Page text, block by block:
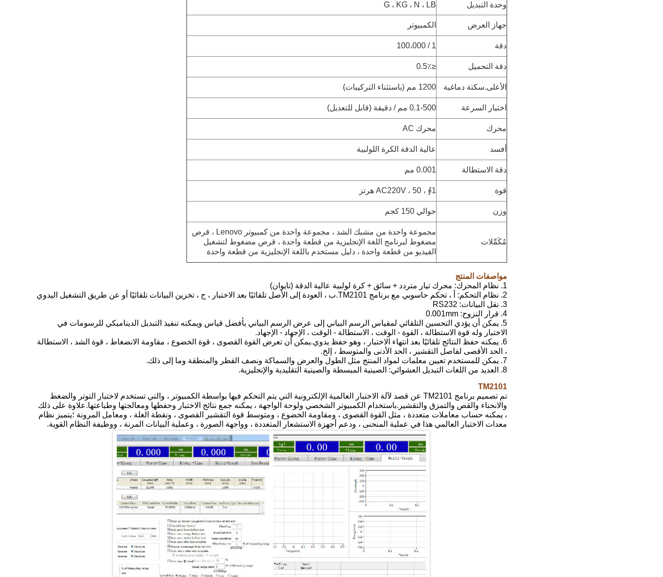
وحدة التبديل G ، KG ، N ، LB
جهاز العرض الكمبيوتر
دقة 1 / 100،000
دقة التحميل ≤0.5٪
الأعلى.سكتة دماغية 1200 مم (باستثناء التركيبات)
اختبار السرعة 0.1-500 مم / دقيقة (قابل للتعديل)
محرك محرك AC
أفسد عالية الدقة الكرة اللولبية
دقة الاستطالة 0.001 مم
قوة 1∮ ، AC220V ، 50 هرتز
وزن حوالي 150 كجم
مُكَمِّلات
مجموعة واحدة من مشبك الشد ، مجموعة واحدة من كمبيوتر Lenovo ، قرص
مضغوط لبرنامج اللغة الإنجليزية من قطعة واحدة ، قرص مضغوط لتشغيل
الفيديو من قطعة واحدة ، دليل مستخدم باللغة الإنجليزية من قطعة واحدة
مواصفات المنتج
1. نظام المحرك: محرك تيار متردد + سائق + كرة لولبية عالية الدقة (تايوان)
2. نظام التحكم: أ ، تحكم حاسوبي مع برنامج TM2101.ب ، العودة إلى الأصل تلقائيًا بعد الاختبار ، ج ، تخزين البيانات تلقائيًا أو عن طريق التشغيل اليدوي
3. نقل البيانات: RS232
4. قرار النزوح: 0.001mm
5. يمكن أن يؤدي التحسين التلقائي لمقياس الرسم البياني إلى عرض الرسم البياني بأفضل قياس ويمكنه تنفيذ التبديل الديناميكي للرسومات في
الاختبار وله قوة الاستطالة ، القوة - الوقت ، الاستطالة - الوقت ، الإجهاد - الإجهاد.
6. يمكنه حفظ النتائج تلقائيًا بعد انتهاء الاختبار ، وهو حفظ يدوي.يمكن أن تعرض القوة القصوى ، قوة الخضوع ، مقاومة الانضغاط ، قوة الشد ، الاستطالة
، الحد الأقصى لفاصل التقشير ، الحد الأدنى والمتوسط ​​، إلخ.
7. يمكن للمستخدم تعيين معلمات لمواد المنتج مثل الطول والعرض والسماكة ونصف القطر والمنطقة وما إلى ذلك.
8. العديد من اللغات التبديل العشوائي: الصينية المبسطة والصينية التقليدية والإنجليزية.
TM2101
تم تصميم برنامج TM2101 عن قصد لآلة الاختبار العالمية الإلكترونية التي يتم التحكم فيها بواسطة الكمبيوتر ، والتي تستخدم لاختبار التوتر والضغط
والانحناء والقص والتمزق والتقشير.باستخدام الكمبيوتر الشخصي ولوحة الواجهة ، يمكنه جمع نتائج الاختبار وحفظها ومعالجتها وطباعتها.علاوة على ذلك
، يمكنه حساب معاملات متعددة ، مثل القوة القصوى ، ومقاومة الخضوع ، ومتوسط ​​قوة التقشير القصوى ، ونقطة الغلة ، ومعامل المرونة ؛يتميز نظام
معدات الاختبار العالمي هذا في عملية المنحنى ، ودعم أجهزة الاستشعار المتعددة ، وواجهة الصورة ، وعملية البيانات المرنة ، ووظيفة النظام القوية.